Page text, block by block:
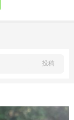
投稿